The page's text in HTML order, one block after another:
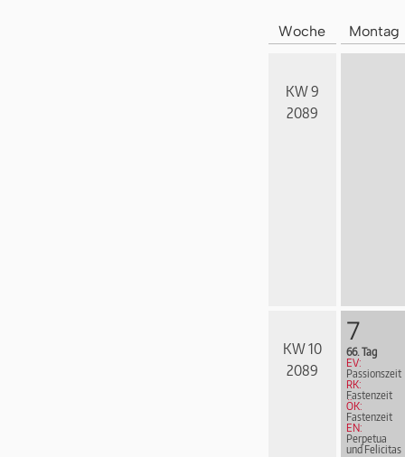
Woche Montag
KW 9
2089
KW 10
2089
7
66. Tag
EV:
Passionszeit
RK:
Fastenzeit
ÖK:
Fastenzeit
EN:
Perpetua
und Felicitas